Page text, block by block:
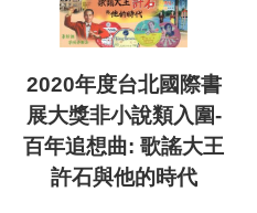
2020年度台北國際書
展大獎非小說類入圍-
百年追想曲: 歌謠大王
許石與他的時代